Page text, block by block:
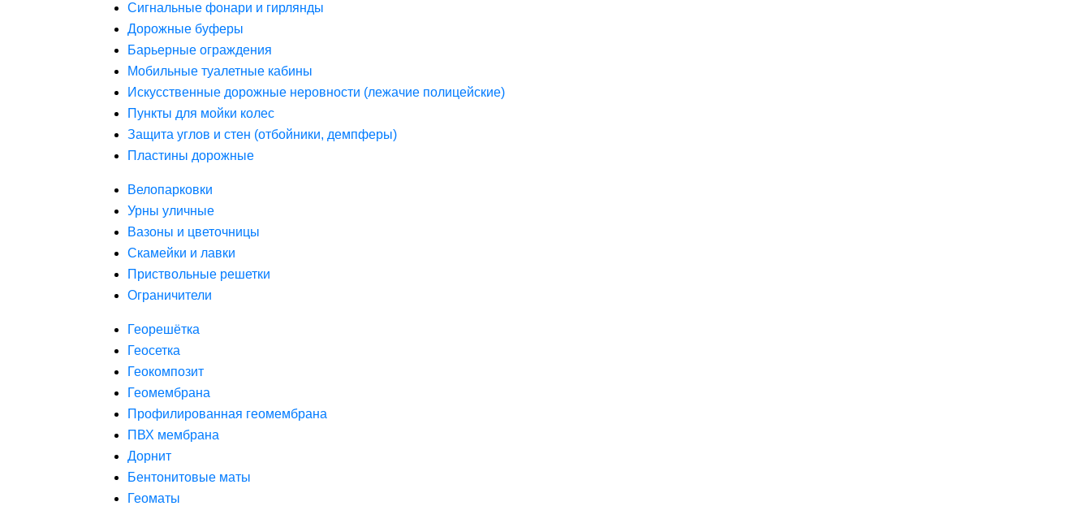
Сигнальные фонари и гирлянды
Дорожные буферы
Барьерные ограждения
Мобильные туалетные кабины
Искусственные дорожные неровности (лежачие полицейские)
Пункты для мойки колес
Защита углов и стен (отбойники, демпферы)
Пластины дорожные
Велопарковки
Урны уличные
Вазоны и цветочницы
Скамейки и лавки
Приствольные решетки
Ограничители
Георешётка
Геосетка
Геокомпозит
Геомембрана
Профилированная геомембрана
ПВХ мембрана
Дорнит
Бентонитовые маты
Геоматы